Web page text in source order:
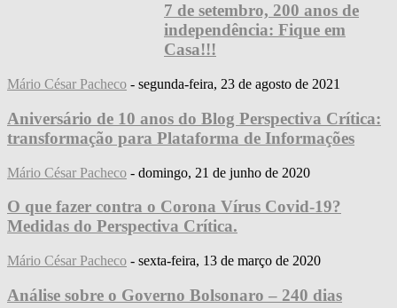
7 de setembro, 200 anos de
independência: Fique em
Casa!!!
Mário César Pacheco - segunda-feira, 23 de agosto de 2021
Aniversário de 10 anos do Blog Perspectiva Crítica:
transformação para Plataforma de Informações
Mário César Pacheco - domingo, 21 de junho de 2020
O que fazer contra o Corona Vírus Covid-19?
Medidas do Perspectiva Crítica.
Mário César Pacheco - sexta-feira, 13 de março de 2020
Análise sobre o Governo Bolsonaro – 240 dias